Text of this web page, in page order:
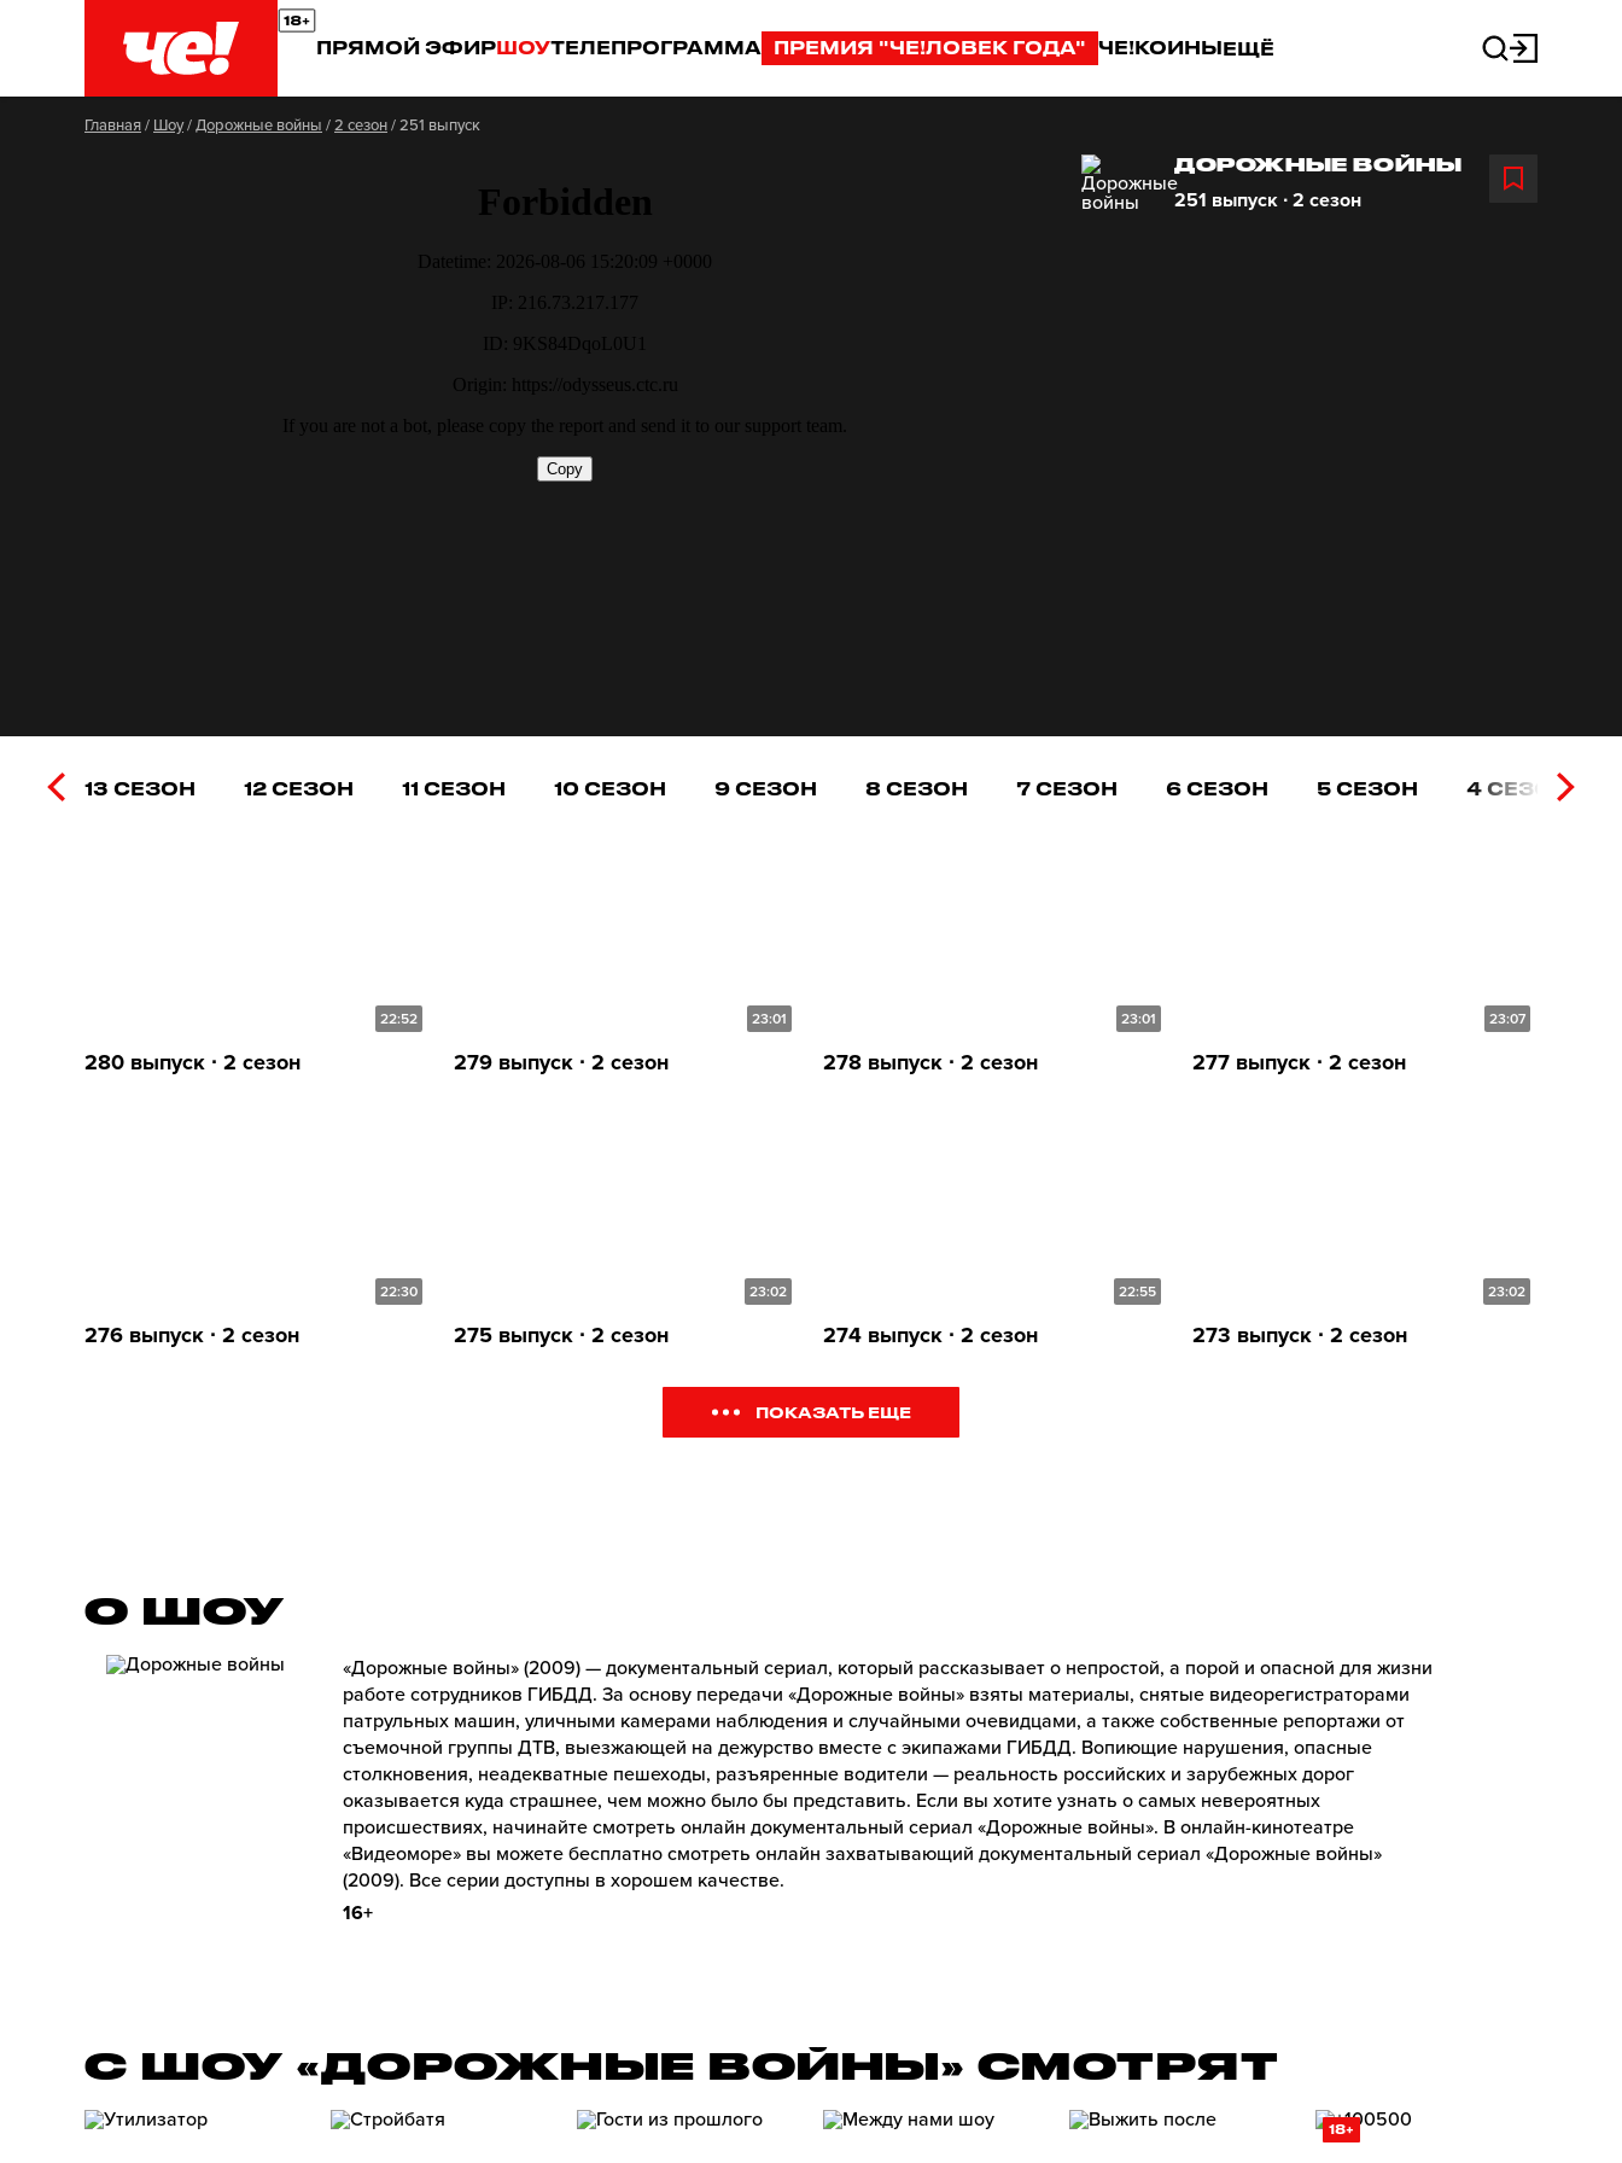
ПРЯМОЙ ЭФИРШОУТЕЛЕПРОГРАММА ПРЕМИЯ "ЧЕ!ЛОВЕК ГОДА" ЧЕ!КОИНЫЕЩЁ
Главная/ Шоу/Дорожные войны /2 сезон/251 выпуск
ДОРОЖНЫЕ ВОЙНЫ
251 выпуск ∙ 2 сезон
13 СЕЗОН 12 СЕЗОН 11 СЕЗОН 10 СЕЗОН 9 СЕЗОН 8 СЕЗОН 7 СЕЗОН 6 СЕЗОН 5 СЕЗОН 4 СЕЗОН
22:52
280 выпуск ∙ 2 сезон
23:01
279 выпуск ∙ 2 сезон
23:01
278 выпуск ∙ 2 сезон
23:07
277 выпуск ∙ 2 сезон
22:30
276 выпуск ∙ 2 сезон
23:02
275 выпуск ∙ 2 сезон
22:55
274 выпуск ∙ 2 сезон
23:02
273 выпуск ∙ 2 сезон
ПОКАЗАТЬ ЕЩЕ
О ШОУ
«Дорожные войны» (2009) — документальный сериал, который рассказывает о непростой, а порой и опасной для жизни
работе сотрудников ГИБДД. За основу передачи «Дорожные войны» взяты материалы, снятые видеорегистраторами
патрульных машин, уличными камерами наблюдения и случайными очевидцами, а также собственные репортажи от
съемочной группы ДТВ, выезжающей на дежурство вместе с экипажами ГИБДД. Вопиющие нарушения, опасные
столкновения, неадекватные пешеходы, разъяренные водители — реальность российских и зарубежных дорог
оказывается куда страшнее, чем можно было бы представить. Если вы хотите узнать о самых невероятных
происшествиях, начинайте смотреть онлайн документальный сериал «Дорожные войны». В онлайн-кинотеатре
«Видеоморе» вы можете бесплатно смотреть онлайн захватывающий документальный сериал «Дорожные войны»
(2009). Все серии доступны в хорошем качестве.
16+
С ШОУ «ДОРОЖНЫЕ ВОЙНЫ» СМОТРЯТ
18+